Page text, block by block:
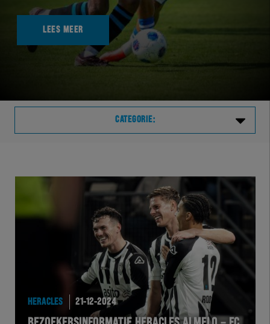
LEES MEER
CATEGORIE:
TELHER
EXCHER
HERACLES 21-12-2024